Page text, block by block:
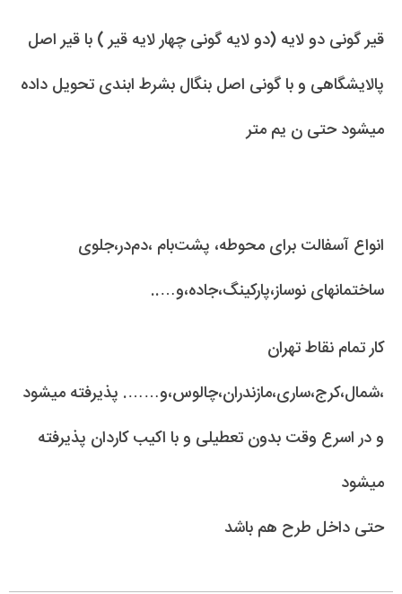
قیر گونی دو لایه (دو لایه گونی چهار لایه قیر ) با قیر اصل
پالایشگاهی و با گونی اصل بنگال بشرط ابندی تحویل داده
میشود حتی ن یم متر
انواع آسفالت برای محوطه، پشت‌بام ،دم‌در،جلوی
ساختمانهای نوساز،پارکینگ،جاده،و…..
کار تمام نقاط تهران
،شمال،کرج،ساری،مازندران،چالوس،و……. پذیرفته میشود
و در اسرع وقت بدون تعطیلی و با اکیب کاردان پذیرفته
میشود
حتی داخل طرح هم باشد